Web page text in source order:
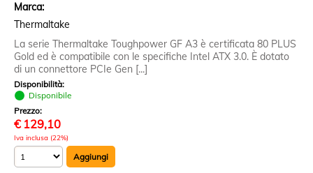
Marca:
Thermaltake
La serie Thermaltake Toughpower GF A3 è certificata 80 PLUS
Gold ed è compatibile con le specifiche Intel ATX 3.0. È dotato
di un connettore PCIe Gen [...]
Disponibilità:
Disponibile
Prezzo:
€ 129,10
Iva inclusa (22%)